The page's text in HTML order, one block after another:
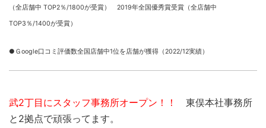
（全店舗中 TOP2％/1800が受賞） 2019年全国優秀賞受賞（全店舗中
TOP3％/1400が受賞）
●Ｇoogle口コミ評価数全国店舗中1位を店舗が獲得（2022/12実績）
武2丁目にスタッフ事務所オープン！！
東俣本社事務所
と2拠点で頑張ってます。